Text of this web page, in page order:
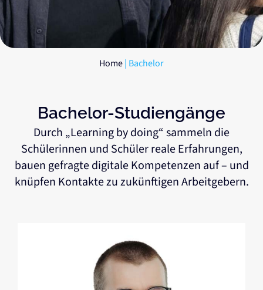
Home| Bachelor
Bachelor-Studiengänge
Durch „Learning by doing“ sammeln die
Schülerinnen und Schüler reale Erfahrungen,
bauen gefragte digitale Kompetenzen auf – und
knüpfen Kontakte zu zukünftigen Arbeitgebern.